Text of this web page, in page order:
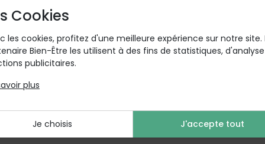
cette grenouillère est doux et confortable,
La grenouillère est également lavable
Elle est disponible en différentes tailles et
spécialiste du sous-vêtement depuis 1905, il a
qui sont adaptés aux personnes âgées,
dépendance, pour aider les aidants et les soignants
Cookies
les cookies, profitez d'une meilleure expérience sur notre site.
Bien-Être les utilisent à des fins de statistiques,
publicitaires.
plus
Je choisis J'accepte tout